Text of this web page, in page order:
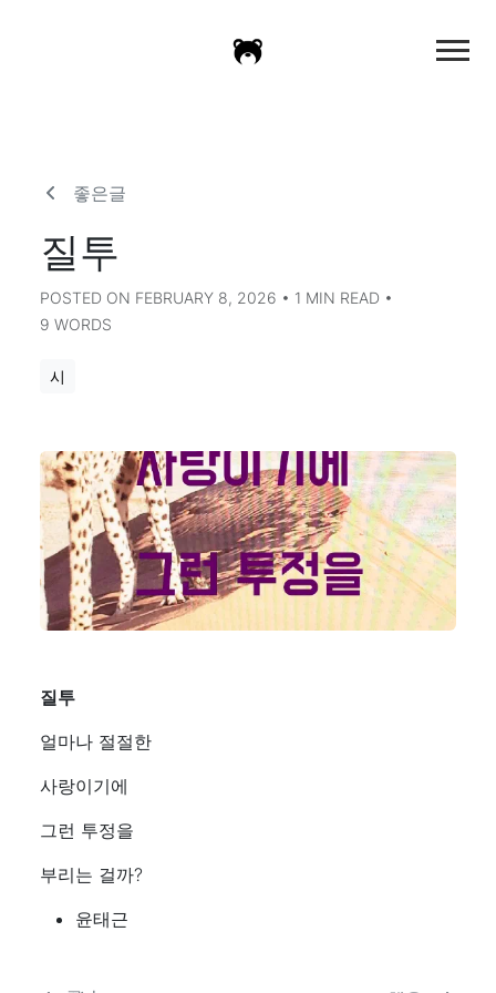
좋은글
질투
POSTED ON FEBRUARY 8, 2026 • 1 MIN READ •
9 WORDS
시
질투
얼마나 절절한
사랑이기에
그런 투정을
부리는 걸까?
윤태근